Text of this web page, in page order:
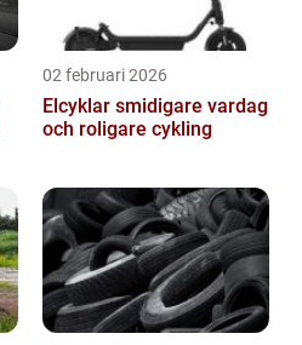
02 februari 2026
Elcyklar smidigare vardag
och roligare cykling